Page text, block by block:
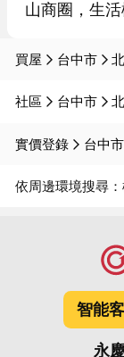
山商圈，生
買屋 台中市
社區 台中市
實價登錄 台中市
依周邊環境搜尋：
智能
永